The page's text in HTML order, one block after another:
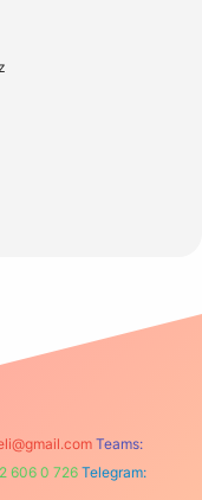
Teams:
606 0 726 Telegram: